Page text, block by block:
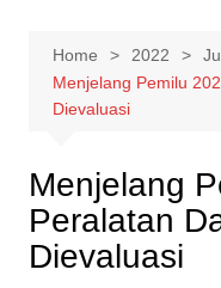
Home 2022
Menjelang Pemilu
Dievaluasi
Menjelang
Peralatan
Dievaluasi